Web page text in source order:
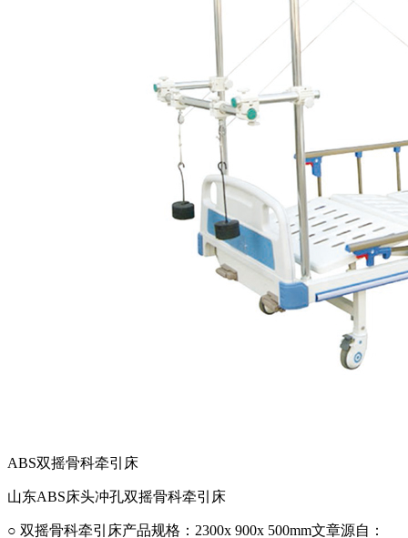
ABS双摇骨科牵引床
山东ABS床头冲孔双摇骨科牵引床
○ 双摇骨科牵引床产品规格：2300x 900x 500mm文章源自：